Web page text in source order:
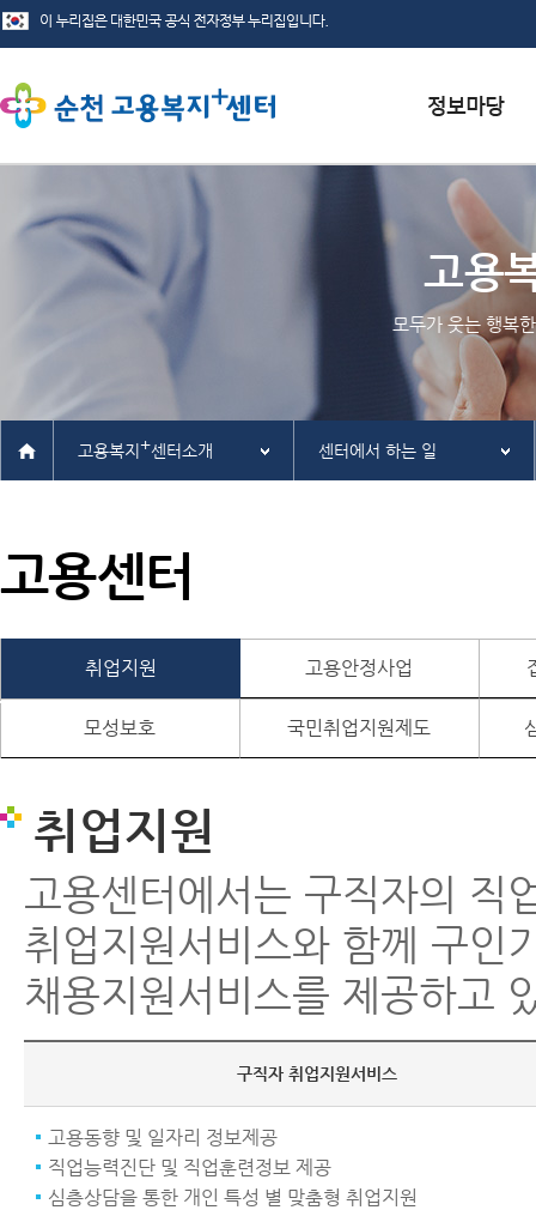
서식자료실
채용정보
인재정보
관련사이트
고용
모두가 웃는 행복
고용복지 +센터소개 센터에서 하는 일
고용센터
취업지원 고용안정사업
모성보호 국민취업지원제도
취업지원
고용센터에서는 구직자의 직
취업지원서비스와 함께 구인
채용지원서비스를 제공하고
구직자 취업지원서비스
고용동향 및 일자리 정보제공
직업능력진단 및 직업훈련정보 제공
심층상담을 통한 개인 특성 별 맞춤형 취업지원